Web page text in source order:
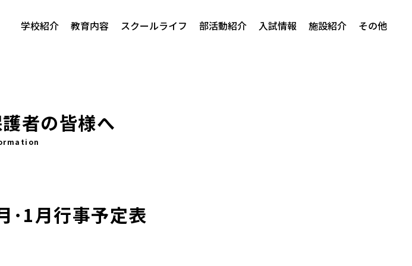
学校紹介 教育内容 スクールライフ 部活動紹介 入試情報 施設紹介 その他
者の皆様へ
･1月行事予定表